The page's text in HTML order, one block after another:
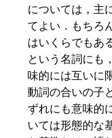
については，主
てよい．もちろ
はいくらでもあ
という名詞にも
味的には互いに
動詞の合いの子
ずれにも意味的
いては形態的な